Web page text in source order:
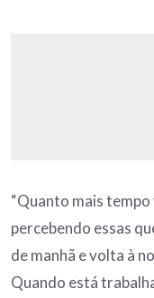
“Quanto mais tempo
percebendo essas
de manhã e volta à
Quando está